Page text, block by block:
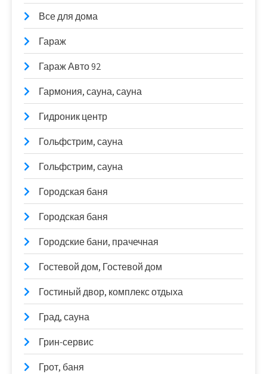
Все для дома
Гараж
Гараж Авто 92
Гармония, сауна, сауна
Гидроник центр
Гольфстрим, сауна
Гольфстрим, сауна
Городская баня
Городская баня
Городские бани, прачечная
Гостевой дом, Гостевой дом
Гостиный двор, комплекс отдыха
Град, сауна
Грин-сервис
Грот, баня